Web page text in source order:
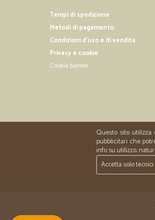
Tempi di spedizione
Metodi di pagamento
Condizioni d'uso e di vendita
Privacy e cookie
Cookie banner
Questo sito
pubblicitari che
info su utilizzo,
Accetta solo tecnici